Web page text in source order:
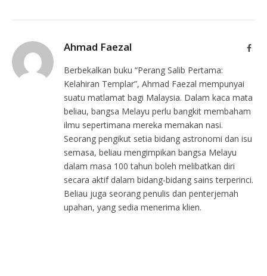
Ahmad Faezal
Berbekalkan buku “Perang Salib Pertama:
Kelahiran Templar”, Ahmad Faezal mempunyai
suatu matlamat bagi Malaysia. Dalam kaca mata
beliau, bangsa Melayu perlu bangkit membaham
ilmu sepertimana mereka memakan nasi.
Seorang pengikut setia bidang astronomi dan isu
semasa, beliau mengimpikan bangsa Melayu
dalam masa 100 tahun boleh melibatkan diri
secara aktif dalam bidang-bidang sains terperinci.
Beliau juga seorang penulis dan penterjemah
upahan, yang sedia menerima klien.